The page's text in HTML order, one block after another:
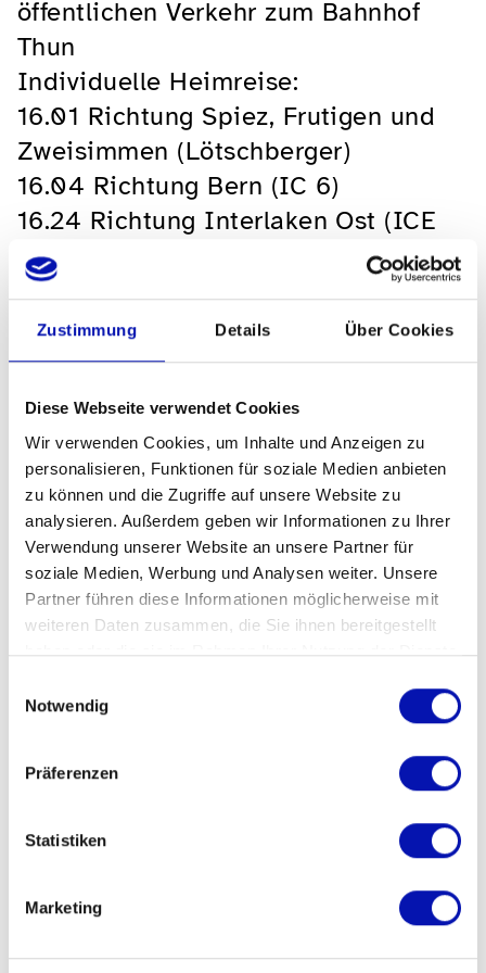
Zustimmung Details Über Cookies
Diese Webseite verwendet Cookies
Wir verwenden Cookies, um Inhalte und Anzeigen zu
personalisieren, Funktionen für soziale Medien anbieten
zu können und die Zugriffe auf unsere Website zu
analysieren. Außerdem geben wir Informationen zu Ihrer
Verwendung unserer Website an unsere Partner für
soziale Medien, Werbung und Analysen weiter. Unsere
Partner führen diese Informationen möglicherweise mit
weiteren Daten zusammen, die Sie ihnen bereitgestellt
haben oder die sie im Rahmen Ihrer Nutzung der Dienste
Notwendig
Präferenzen
Statistiken
Marketing
öffentlichen Verkehr zum Bahnhof
Thun
Individuelle Heimreise:
16.01 Richtung Spiez, Frutigen und
Zweisimmen (Lötschberger)
16.04 Richtung Bern (IC 6)
16.24 Richtung Interlaken Ost (ICE
279)
meldet sich bei Peter Weibel
peter.weibel@bluemail.ch
Kosten pro Person für Musical,
Apero, Mittagessen: CHF 40.00
(ohne alkoholische Getränke zum
Mittagessen)
Wir kassieren den Betrag beim
Führhunde: Je nach Bedarf und
empfohlen.